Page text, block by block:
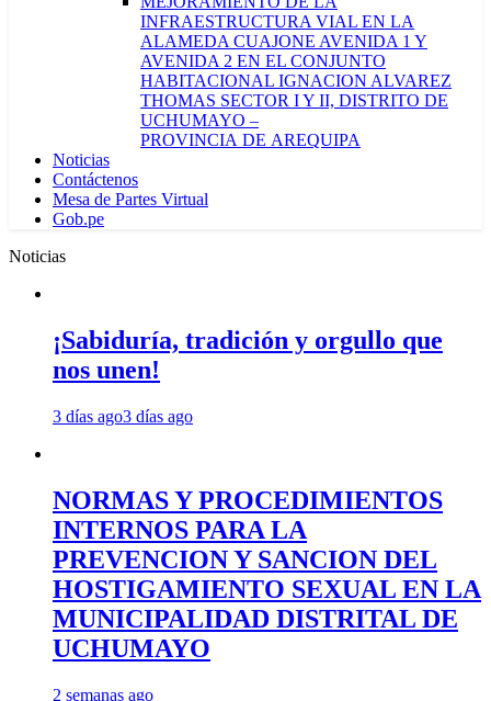
INFRAESTRUCTURA VIAL EN LA
ALAMEDA CUAJONE AVENIDA 1 Y
AVENIDA 2 EN EL CONJUNTO
HABITACIONAL IGNACION ALVAREZ
THOMAS SECTOR I Y II, DISTRITO DE
UCHUMAYO –
PROVINCIA DE AREQUIPA
Noticias
Contáctenos
Mesa de Partes Virtual
Gob.pe
Noticias
¡Sabiduría, tradición y orgullo que
nos unen!
3 días ago3 días ago
NORMAS Y PROCEDIMIENTOS
INTERNOS PARA LA
PREVENCION Y SANCION DEL
HOSTIGAMIENTO SEXUAL EN LA
MUNICIPALIDAD DISTRITAL DE
UCHUMAYO
2 semanas ago